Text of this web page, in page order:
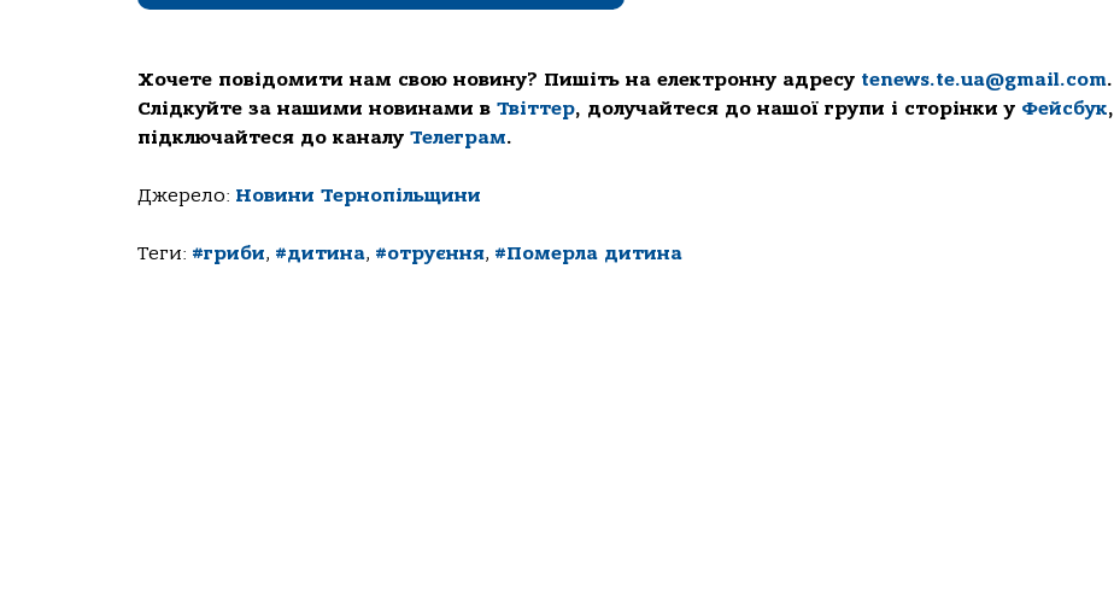
Хочете повідомити нам свою новину? Пишіть на електронну адресу tenews.te.ua@gmail.com.
Слідкуйте за нашими новинами в Твіттер, долучайтеся до нашої групи і сторінки у Фейсбук,
підключайтеся до каналу Телеграм.
Джерело: Новини Тернопільщини
Теги: #гриби, #дитина, #отруєння, #Померла дитина